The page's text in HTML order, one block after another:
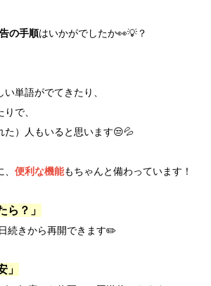
の手順はいかがでしたか👀💡？
単語がでてきたり、
で、
た）人もいると思います😒💦
便利な機能もちゃんと備わっています！
ら？」
続きから再開できます✏️
」